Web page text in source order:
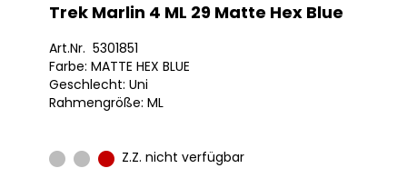
Trek Marlin 4 ML 29 Matte Hex Blue
Art.Nr. 5301851
Farbe: MATTE HEX BLUE
Geschlecht: Uni
Rahmengröße: ML
Z.Z. nicht verfügbar